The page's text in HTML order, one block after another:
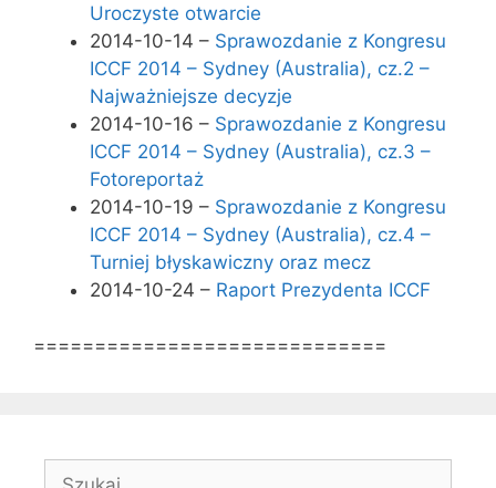
Uroczyste otwarcie
2014-10-14 – Sprawozdanie z Kongresu
ICCF 2014 – Sydney (Australia), cz.2 –
Najważniejsze decyzje
2014-10-16 – Sprawozdanie z Kongresu
ICCF 2014 – Sydney (Australia), cz.3 –
Fotoreportaż
2014-10-19 – Sprawozdanie z Kongresu
ICCF 2014 – Sydney (Australia), cz.4 –
Turniej błyskawiczny oraz mecz
2014-10-24 – Raport Prezydenta ICCF
=============================
Szukaj: